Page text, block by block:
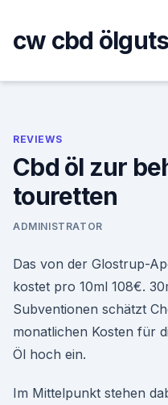
content
cw cbd
REVIEWS
Cbd öl zur
touretten
ADMINISTRATOR
Das von der Glostrup-
kostet pro 10ml 108€.
Subventionen schätzt
monatlichen Kosten für
Öl hoch ein.
Im Mittelpunkt stehen